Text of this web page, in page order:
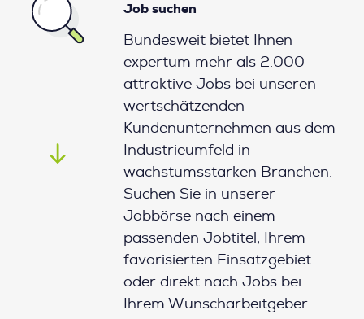
Job suchen
Bundesweit bietet Ihnen
expertum mehr als 2.000
attraktive Jobs bei unseren
wertschätzenden
Kundenunternehmen aus dem
Industrieumfeld in
wachstumsstarken Branchen.
Suchen Sie in unserer
Jobbörse nach einem
passenden Jobtitel, Ihrem
favorisierten Einsatzgebiet
oder direkt nach Jobs bei
Ihrem Wunscharbeitgeber.